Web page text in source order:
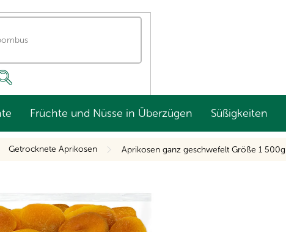
Früchte und Nüsse in Überzügen Süßigkeiten
Getrocknete Aprikosen Aprikosen ganz geschwefelt Größe 1 500g